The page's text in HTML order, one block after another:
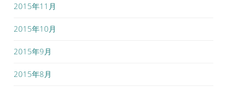
2015年11月
2015年10月
2015年9月
2015年8月